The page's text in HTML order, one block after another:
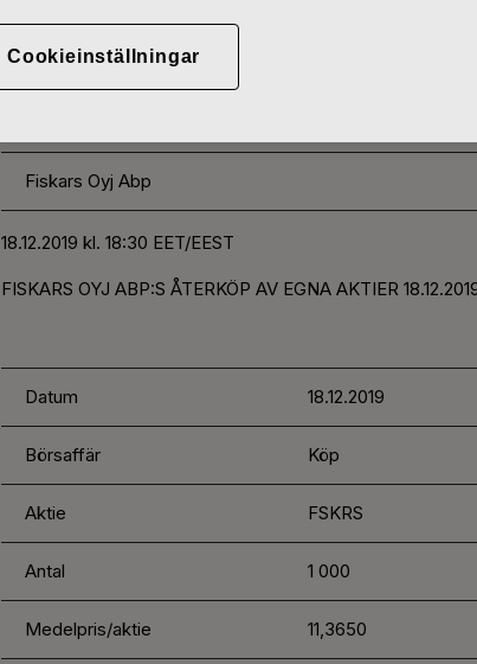
FISKARS OYJ
AKTIER 18.12.2019
Fiskars Oyj Abp
18.12.2019 kl. 18:30 EET/EEST
FISKARS OYJ ABP:S ÅTERKÖP AV EGNA AKTIER
Datum 18.12.2019
Börsaffär Köp
Aktie FSKRS
Antal 1 000
Medelpris/aktie 11,3650
Cookieinställningar